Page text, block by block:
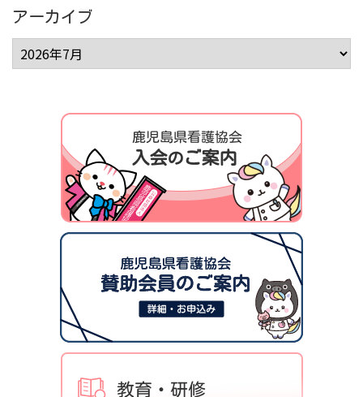
アーカイブ